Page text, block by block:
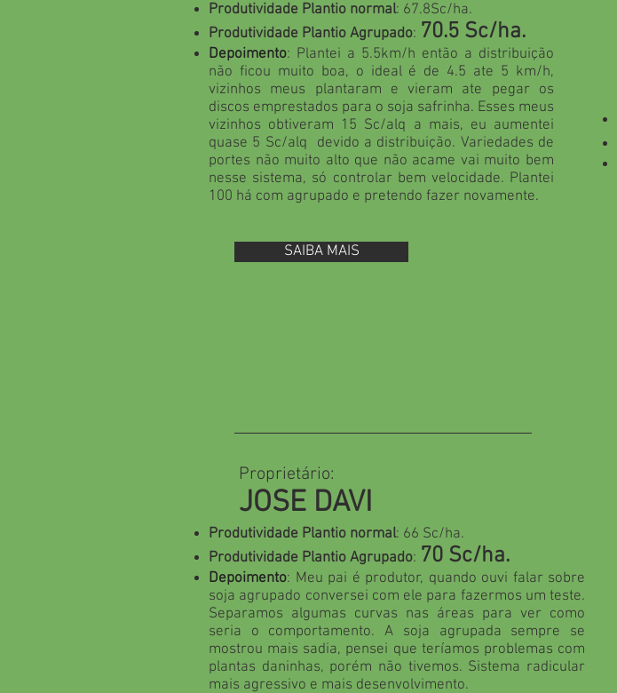
Produtividade Plantio normal: 67.8Sc/ha.
Produtividade Plantio Agrupado: 70.5 Sc/ha.
Depoimento: Plantei a 5.5km/h então a distribuição
não ficou muito boa, o ideal é de 4.5 ate 5 km/h,
vizinhos meus plantaram e vieram ate pegar os
discos emprestados para o soja safrinha. Esses meus
vizinhos obtiveram 15 Sc/alq a mais, eu aumentei
quase 5 Sc/alq devido a distribuição. Variedades de
portes não muito alto que não acame vai muito bem
nesse sistema, só controlar bem velocidade. Plantei
100 há com agrupado e pretendo fazer novamente.
SAIBA MAIS
Proprietário:
JOSE DAVI
Produtividade Plantio normal: 66 Sc/ha.
Produtividade Plantio Agrupado: 70 Sc/ha.
Depoimento: Meu pai é produtor, quando ouvi falar sobre
soja agrupado conversei com ele para fazermos um teste.
Separamos algumas curvas nas áreas para ver como
seria o comportamento. A soja agrupada sempre se
mostrou mais sadia, pensei que teríamos problemas com
plantas daninhas, porém não tivemos. Sistema radicular
mais agressivo e mais desenvolvimento.